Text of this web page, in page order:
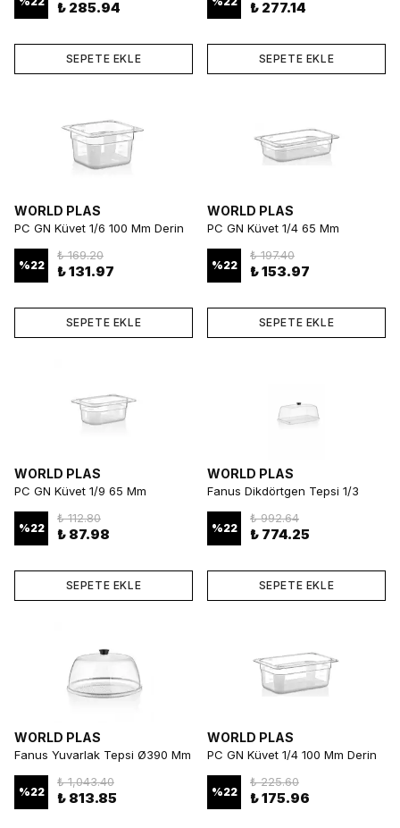
₺ 285.94
SEPETE EKLE
₺ 277.14
SEPETE EKLE
WORLD PLAS
PC GN Küvet 1/6 100 Mm Derin
%22
₺ 169.20
₺ 131.97
SEPETE EKLE
WORLD PLAS
PC GN Küvet 1/4 65 Mm
Gastronorm Küvet
%22
₺ 197.40
₺ 153.97
SEPETE EKLE
WORLD PLAS
PC GN Küvet 1/9 65 Mm
Gastronorm Küvet
%22
₺ 112.80
₺ 87.98
SEPETE EKLE
WORLD PLAS
Fanus Dikdörtgen Tepsi 1/3
%22
₺ 992.64
₺ 774.25
SEPETE EKLE
WORLD PLAS
Fanus Yuvarlak Tepsi Ø390 Mm
%22
₺ 1,043.40
₺ 813.85
WORLD PLAS
PC GN Küvet 1/4 100 Mm Derin
%22
₺ 225.60
₺ 175.96